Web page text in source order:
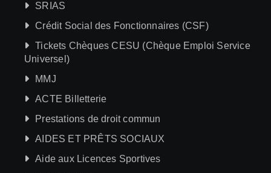
SRIAS
Crédit Social des Fonctionnaires (CSF)
Tickets Chèques CESU (Chèque Emploi Service
Universel)
MMJ
ACTE Billetterie
Prestations de droit commun
AIDES ET PRÊTS SOCIAUX
Aide aux Licences Sportives